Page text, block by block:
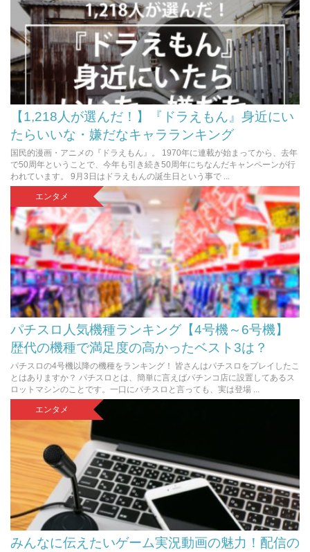
【1,218人が選んだ！】『ドラえもん』身近にい
たらいいな・嫌だなキャラランキング
国民的漫画・アニメの『ドラえもん』。 1970年に連載が始まってから、去年
で50周年ということで、今年も引き続き50周年にちなんだキャンペーンが行
われています。 9月3日はドラえもんの誕生日という事で ...
エンタメ
パチスロ人気機種ランキング【4号機～6号機】
歴代の機種で満足度の高かったベスト3は？
パチスロの4号機以降の機種をランキング！ 皆さんはパチスロをプレイしたこ
とはありますか？ パチスロとは、簡単に言えばパチンコ店に設置してあるス
ロットマシンのことです。一口にパチスロと言っても、実は登場 ...
エンタメ
みんなに伝えたいゲーム実況動画の魅力！配信の